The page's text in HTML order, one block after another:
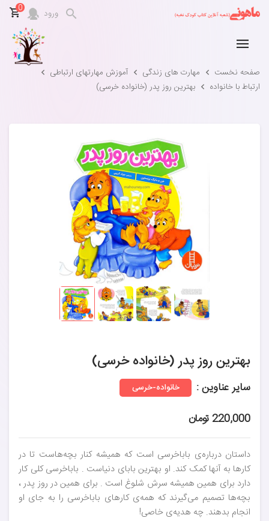
ورود 0
صفحه نخست مهارت های زندگی
آموزش مهارتهای ارتباطی
ارتباط با خانواده
بهترین روز پدر (خانواده خرسی)
بهترین روز پدر (خانواده خرسی)
سایر عناوین : خانواده-خرسی
220,000 تومان
داستان درباره‌‌ی باباخرسی است که همیشه کنار بچه‌هاست تا در
کارها به آنها کمک کند. او بهترین بابای دنیاست . باباخرسی کلی کار
دارد برای همین همیشه سرش شلوغ است . برای همین در روز پدر ،
بچه‌ها تصمیم می‌گیرند که همه‌ی کارهای باباخرسی را به جای او
انجام بدهند. چه هدیه‌ی خاصی!